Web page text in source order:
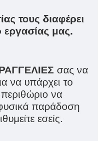
τους διαφέρει
μας.
σας να
να υπάρχει το
να
παράδοση
εσείς.